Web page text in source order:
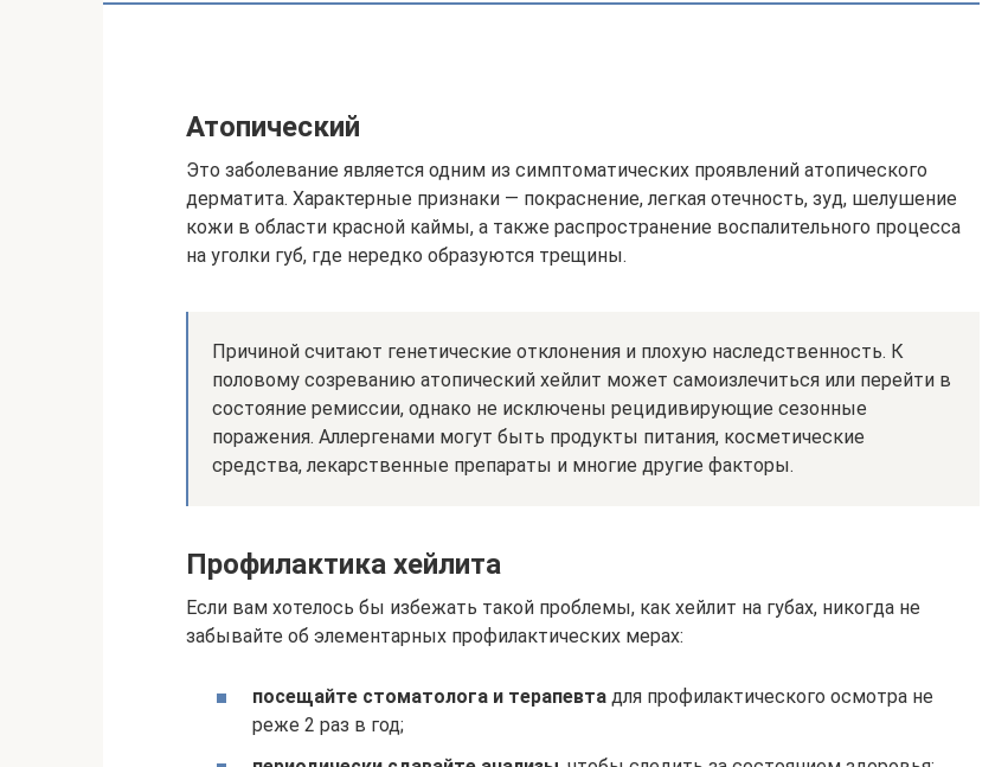
Атопический
Это заболевание является одним из симптоматических проявлений атопического
дерматита. Характерные признаки — покраснение, легкая отечность, зуд, шелушение
кожи в области красной каймы, а также распространение воспалительного процесса
на уголки губ, где нередко образуются трещины.
Причиной считают генетические отклонения и плохую наследственность. К
половому созреванию атопический хейлит может самоизлечиться или перейти в
состояние ремиссии, однако не исключены рецидивирующие сезонные
поражения. Аллергенами могут быть продукты питания, косметические
средства, лекарственные препараты и многие другие факторы.
Профилактика хейлита
Если вам хотелось бы избежать такой проблемы, как хейлит на губах, никогда не
забывайте об элементарных профилактических мерах:
посещайте стоматолога и терапевта для профилактического осмотра не
реже 2 раз в год;